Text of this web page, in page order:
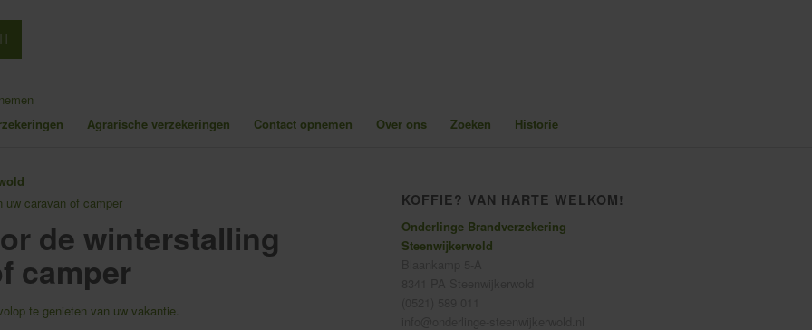
Agrarische verzekeringen Contact opnemen Over ons Zoeken Historie
uw caravan of camper
de winterstalling
camper
te genieten van uw vakantie.
KOFFIE? VAN HARTE WELKOM!
Onderlinge Brandverzekering
Steenwijkerwold